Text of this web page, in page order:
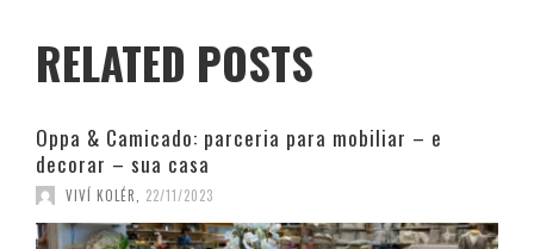
RELATED POSTS
Oppa & Camicado: parceria para mobiliar – e
decorar – sua casa
VIVÍ KOLÉR 22/11/2023